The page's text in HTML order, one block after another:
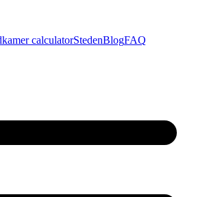
calculatorStedenBlogFAQ